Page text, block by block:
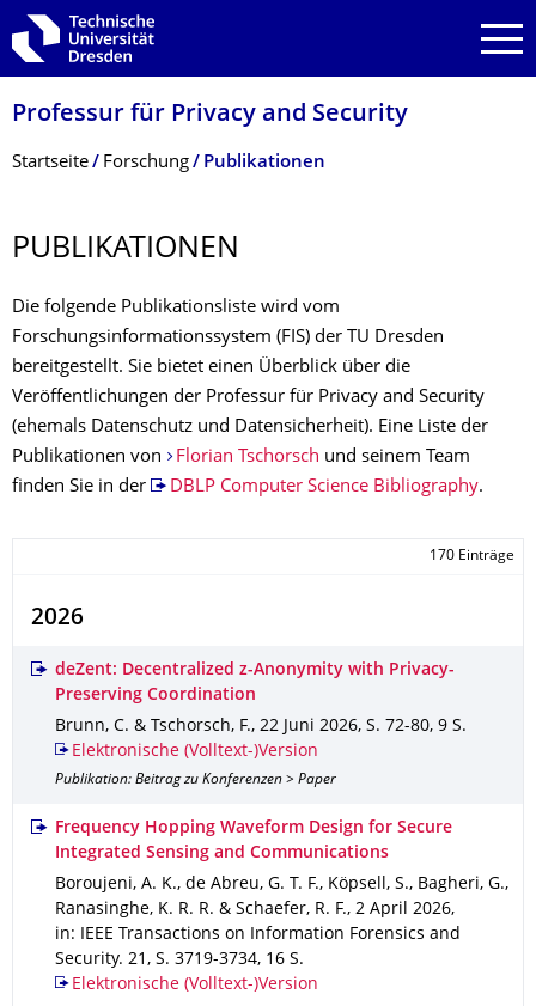
Zur Hauptnavigation springen
Zur Suche springen
Zum Inhalt springen
Professur für Privacy and Security
Breadcrumb-Menü
Startseite Forschung Publikationen
PUBLIKATIONEN
Die folgende Publikationsliste wird vom
Forschungsinformationssystem (FIS) der TU Dresden
bereitgestellt. Sie bietet einen Überblick über die
Veröffentlichungen der Professur für Privacy and Security
(ehemals Datenschutz und Datensicherheit). Eine Liste der
Publikationen von
Florian Tschorsch und seinem Team
finden Sie in der
DBLP Computer Science Bibliography.
170 Einträge
2026
deZent: Decentralized z-Anonymity with Privacy-
Preserving Coordination
Brunn, C. & Tschorsch, F., 22 Juni 2026, S. 72-80, 9 S.
Elektronische (Volltext-)Version
Publikation: Beitrag zu Konferenzen > Paper
Frequency Hopping Waveform Design for Secure
Integrated Sensing and Communications
Boroujeni, A. K., de Abreu, G. T. F., Köpsell, S., Bagheri, G.,
Ranasinghe, K. R. R. & Schaefer, R. F., 2 April 2026,
in: IEEE Transactions on Information Forensics and
Security. 21 , S. 3719-3734, 16 S.
Elektronische (Volltext-)Version